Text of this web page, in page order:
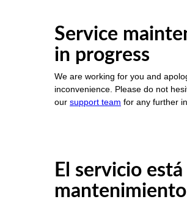
Service
in progress
We are working for you and
inconvenience. Please do not
our support team for any further
El servicio está
mantenimiento